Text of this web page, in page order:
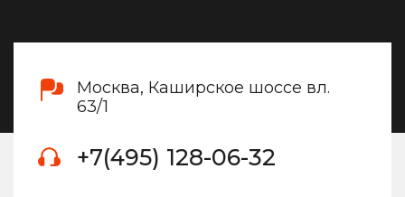
Москва, Каширское шоссе вл.
63/1
+7(495) 128-06-32